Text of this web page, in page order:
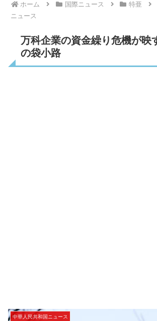
ホーム 国際ニュース 特亜
ニュース
万科企業の資金繰り危機が映
の袋小路
中華人民共和国ニュース